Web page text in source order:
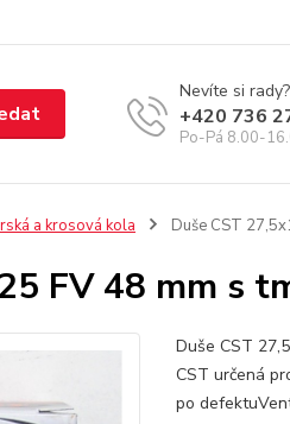
Nevíte si
+420 736
Po-Pá 8.00-
a krosová kola Duše CST
FV 48 mm s
Duše CST
CST určená
po